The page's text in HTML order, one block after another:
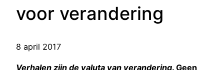
voor verandering
8 april 2017
Verhalen zijn de valuta van verandering. Geen